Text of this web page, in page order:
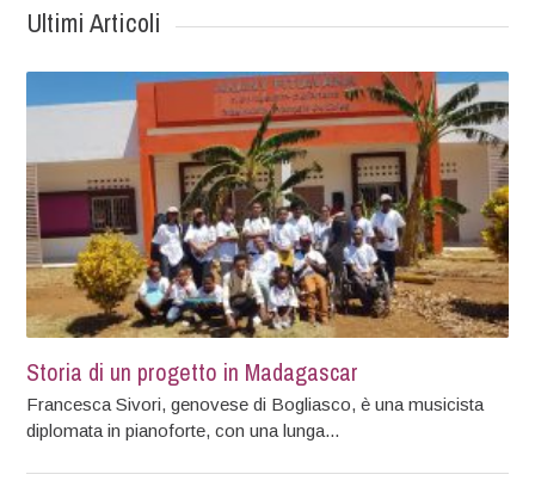
Ultimi Articoli
Storia di un progetto in Madagascar
Francesca Sivori, genovese di Bogliasco, è una musicista
diplomata in pianoforte, con una lunga...